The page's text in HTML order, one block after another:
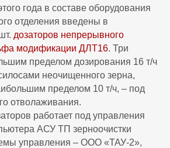
года в составе оборудования
отделения введены в
дозаторов непрерывного
модификации ДЛТ16. Три
пределом дозирования 16 т/ч
неочищенного зерна,
пределом 10 т/ч, – под
отволаживания.
работает под управления
АСУ ТП зерноочистки
управления – ООО «ТАУ-2»,